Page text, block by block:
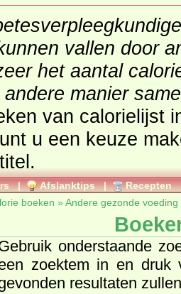
vallen door
het aantal
manier
van calorielijst
u een keuze
| Afslanktips | Recepten
boeken » Andere gezonde voeding
onderstaande
zoektem in en druk
resultaten